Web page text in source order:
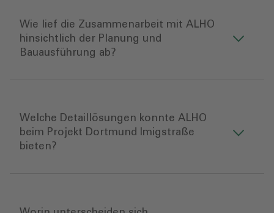
Wie lief die Zusammenarbeit mit ALHO
hinsichtlich der Planung und
Bauausführung ab?
Welche Detaillösungen konnte ALHO
beim Projekt Dortmund Imigstraße
bieten?